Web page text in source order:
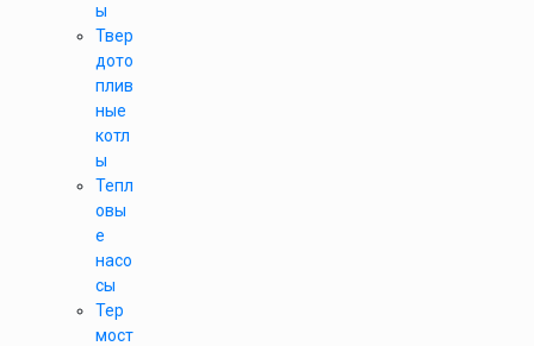
ы
Твер
дото
плив
ные
котл
ы
Тепл
овы
е
насо
сы
Тер
мост